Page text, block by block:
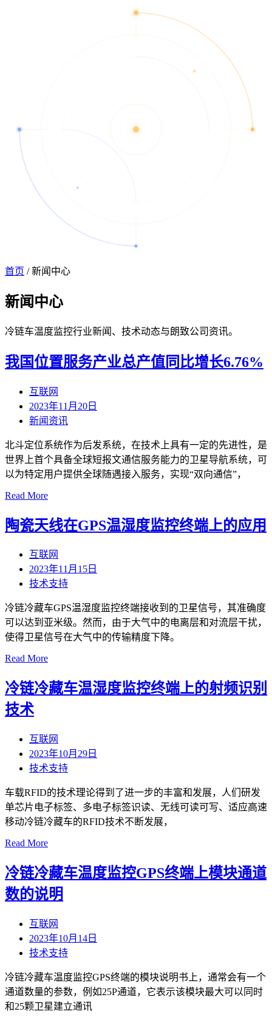
首页 / 新闻中心
新闻 中心
冷链车温度监控行业新闻、技术动态与朗致公司资讯。
我国位置服务产业总产值同比增长6.76%
互联网
2023年11月20日
新闻资讯
北斗定位系统作为后发系统，在技术上具有一定的先进性，是
世界上首个具备全球短报文通信服务能力的卫星导航系统，可
以为特定用户提供全球随遇接入服务，实现“双向通信”，
Read More
陶瓷天线在GPS温湿度监控终端上的应用
互联网
2023年11月15日
技术支持
冷链冷藏车GPS温湿度监控终端接收到的卫星信号，其准确度
可以达到亚米级。然而，由于大气中的电离层和对流层干扰，
使得卫星信号在大气中的传输精度下降。
Read More
冷链冷藏车温湿度监控终端上的射频识别
技术
互联网
2023年10月29日
技术支持
车载RFID的技术理论得到了进一步的丰富和发展，人们研发
单芯片电子标签、多电子标签识读、无线可读可写、适应高速
移动冷链冷藏车的RFID技术不断发展，
Read More
冷链冷藏车温度监控GPS终端上模块通道
数的说明
互联网
2023年10月14日
技术支持
冷链冷藏车温度监控GPS终端的模块说明书上，通常会有一个
通道数量的参数，例如25P通道，它表示该模块最大可以同时
和25颗卫星建立通讯